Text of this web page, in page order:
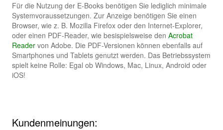
Für die Nutzung der E-Books benötigen Sie lediglich minimale
Systemvoraussetzungen. Zur Anzeige benötigen Sie einen
Browser, wie z. B. Mozilla Firefox oder den Internet-Explorer,
oder einen PDF-Reader, wie besispielsweise den Acrobat
Readervon Adobe. Die PDF-Versionen können ebenfalls auf
Smartphones und Tablets genutzt werden. Das Betriebssystem
spielt keine Rolle: Egal ob Windows, Mac, Linux, Android oder
iOS!
Kundenmeinungen: